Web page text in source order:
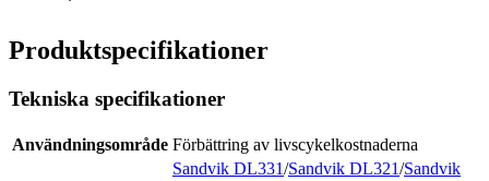
Produktspecifikationer
Tekniska specifikationer
Användningsområde Förbättring av livscykelkostnaderna
Sandvik DL331/Sandvik DL321/Sandvik